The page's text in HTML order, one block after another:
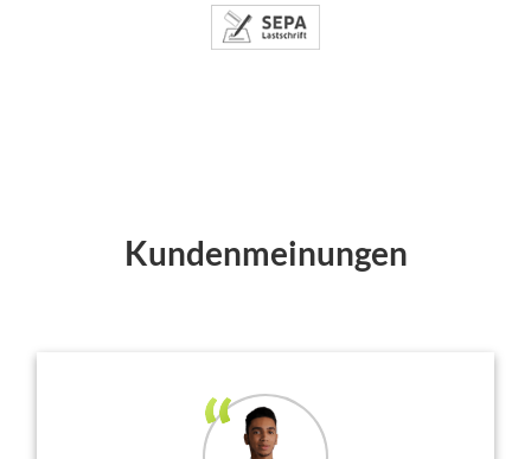
Kundenmeinungen